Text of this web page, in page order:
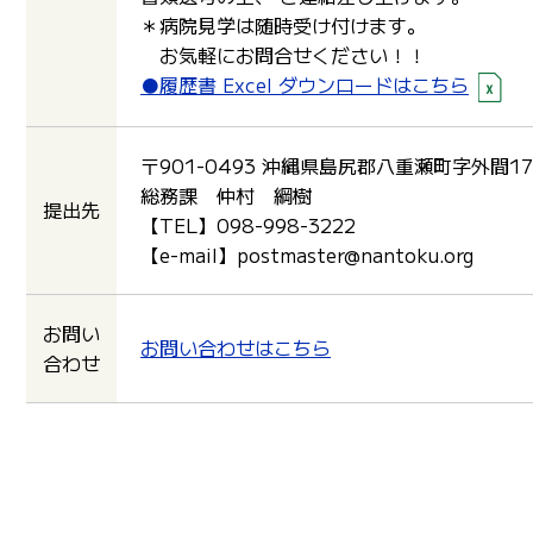
＊病院見学は随時受け付けます。
お気軽にお問合せください！！
●履歴書 Excel ダウンロードはこちら
提出先
〒901-0493 沖縄県島尻郡八重瀬町字外間
総務課 仲村 綱樹
【TEL】098-998-3222
【e-mail】postmaster@nantoku.org
お問い
合わせ
お問い合わせはこちら